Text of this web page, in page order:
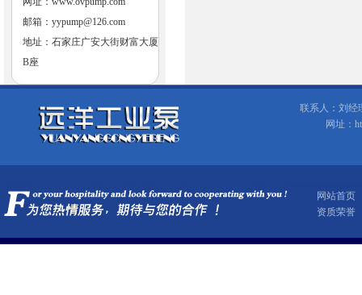
邮箱： yypump@126.com
地址：石家庄广安大街财富大厦
B座
联系人：刘经
网址：
网站首页
资质荣誉